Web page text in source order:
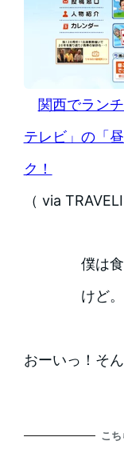
関西でラン
テレビ」の「
ク！
（ via
僕は
けど。
おーいっ！そん
こ